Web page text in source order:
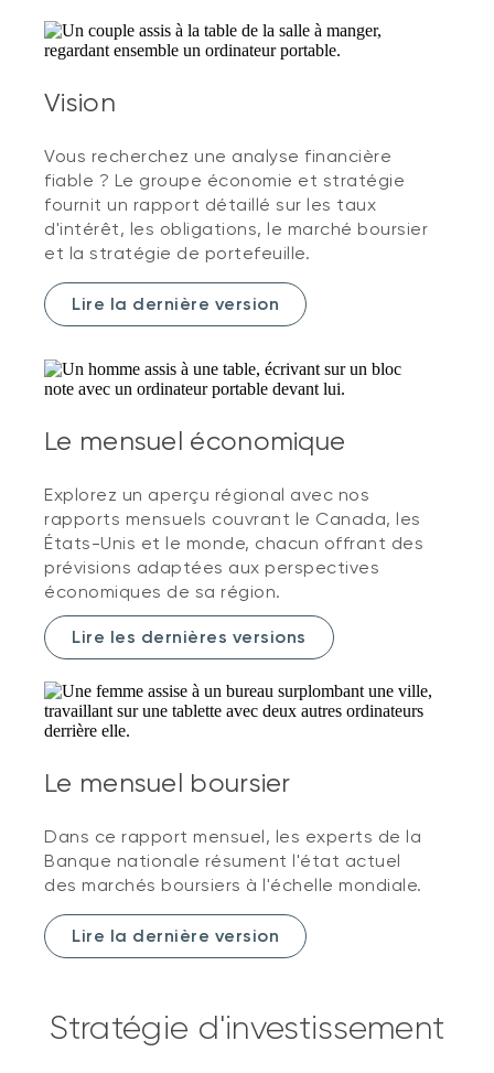
Vision
Vous recherchez une analyse financière
fiable ? Le groupe économie et stratégie
fournit un rapport détaillé sur les taux
d'intérêt, les obligations, le marché boursier
et la stratégie de portefeuille.
Lire la dernière version
Le mensuel économique
Explorez un aperçu régional avec nos
rapports mensuels couvrant le Canada, les
États-Unis et le monde, chacun offrant des
prévisions adaptées aux perspectives
économiques de sa région.
Lire les dernières versions
Le mensuel boursier
Dans ce rapport mensuel, les experts de la
Banque nationale résument l'état actuel
des marchés boursiers à l'échelle mondiale.
Lire la dernière version
Stratégie d'investissement